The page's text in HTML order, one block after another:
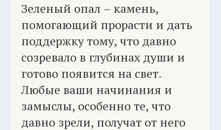
Зеленый опал – камень,
помогающий прорасти и дать
поддержку тому, что давно
созревало в глубинах души и
готово появится на свет.
Любые ваши начинания и
замыслы, особенно те, что
давно зрели, получат от него